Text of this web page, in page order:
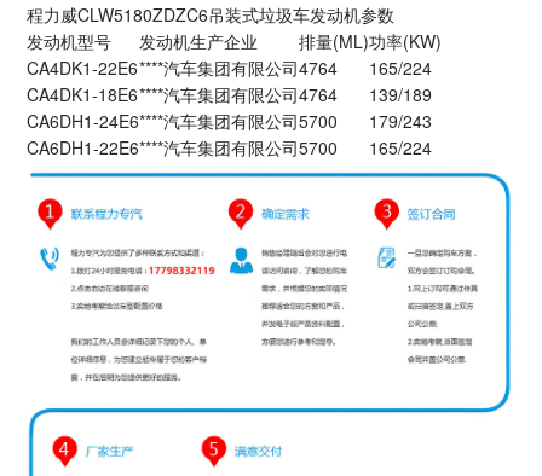
程力威CLW5180ZDZC6吊装式垃圾车发动机参数
发动机型号
发动机生产企业 排量(ML)功率(KW)
CA4DK1-22E6****汽车集团有限公司4764
165/224
CA4DK1-18E6****汽车集团有限公司4764
139/189
CA6DH1-24E6****汽车集团有限公司5700
179/243
CA6DH1-22E6****汽车集团有限公司5700 165/224